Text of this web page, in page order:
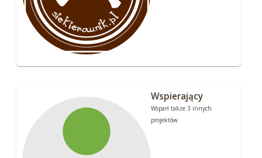
Wspierający
Wsparł także 3 innych
projektów